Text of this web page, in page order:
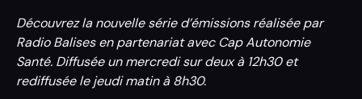
Découvrez la nouvelle série d’émissions réalisée par
Radio Balises en partenariat avec Cap Autonomie
Santé. Diffusée un mercredi sur deux à 12h30 et
rediffusée le jeudi matin à 8h30.